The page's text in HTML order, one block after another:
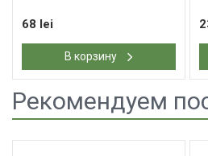
68 lei
В корзину
Рекомендуем